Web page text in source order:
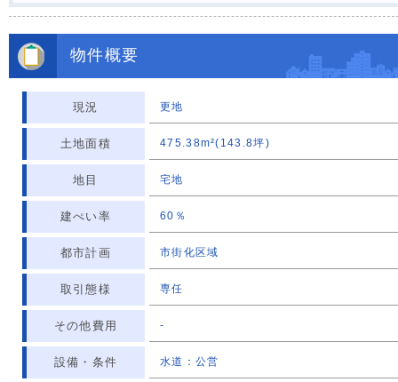
物件概要
現況 更地
土地面積 475.38m²(143.8坪)
地目 宅地
建ぺい率 60％
都市計画 市街化区域
取引態様 専任
その他費用 -
設備・条件 水道：公営